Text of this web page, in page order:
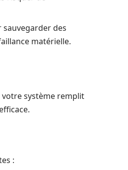
des
matérielle.
votre système remplit
: